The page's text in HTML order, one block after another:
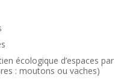
écologique d’espaces par
: moutons ou vaches)